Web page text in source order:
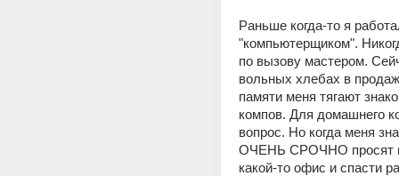
Раньше когда-то я
"компьютерщиком".
по вызову мастером.
вольных хлебах в
памяти меня тягают
компов. Для домашнего
вопрос. Но когда меня
ОЧЕНЬ СРОЧНО просят
какой-то офис и спасти